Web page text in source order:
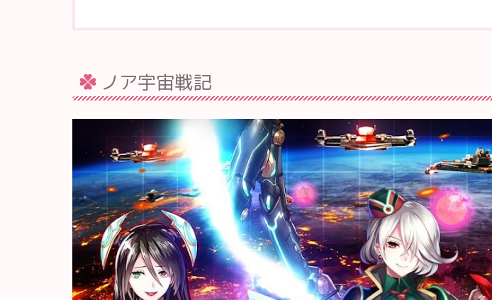
ノア宇宙戦記